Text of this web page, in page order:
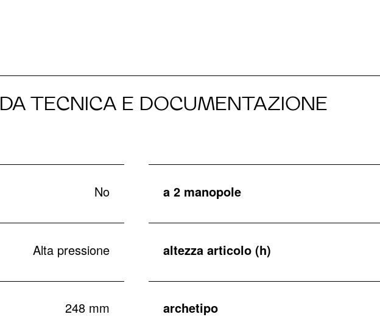
TECNICA E DOCUMENTAZIONE
No a 2 manopole
Alta pressione altezza articolo (h)
248 mm archetipo